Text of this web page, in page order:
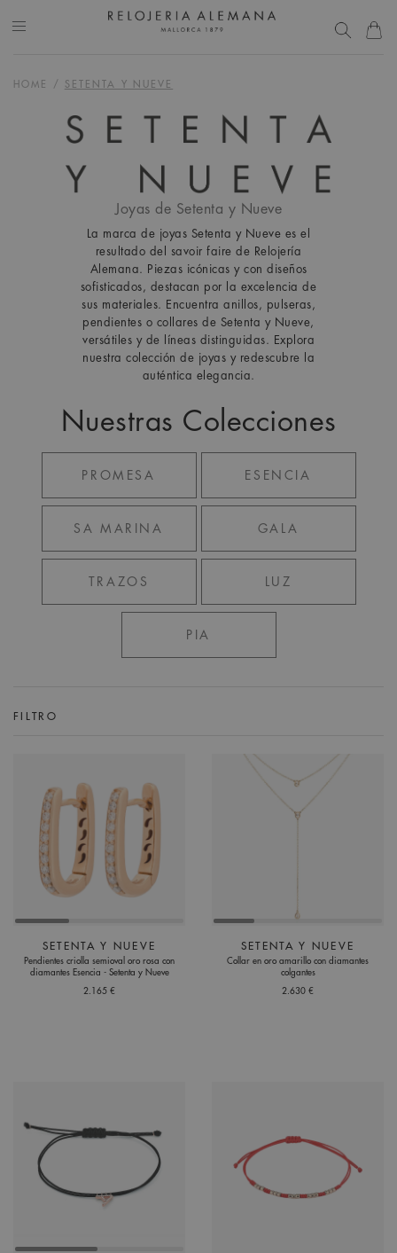
HOME / SETENTA Y NUEVE
Joyas de Setenta y Nueve
La marca de joyas Setenta y Nueve es el
resultado del savoir faire de Relojería
Alemana. Piezas icónicas y con diseños
sofisticados, destacan por la excelencia de
sus materiales. Encuentra anillos, pulseras,
pendientes o collares de Setenta y Nueve,
versátiles y de líneas distinguidas. Explora
nuestra colección de joyas y redescubre la
auténtica elegancia.
Nuestras Colecciones
PROMESA ESENCIA
SA MARINA GALA
TRAZOS LUZ
PIA
FILTRO
SETENTA Y NUEVE
Pendientes criolla semioval oro rosa con
diamantes Esencia - Setenta y Nueve
2.165 €
SETENTA Y NUEVE
Collar en oro amarillo con diamantes
colgantes
2.630 €